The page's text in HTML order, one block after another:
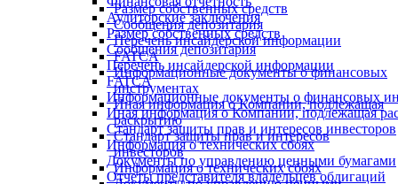
Аудиторские заключения
Размер собственных средств
Сообщения депозитария
Перечень инсайдерской информации
FATCA
Информационные документы о финансовых
Иная информация о Компании, подлежащая
Стандарт защиты прав и интересов инвесторов
Информация о технических сбоях
Документы по управлению ценными бумагами
Отчеты представителя владельцев облигаций
Размер собственных средств
Сообщения депозитария
Перечень инсайдерской информации
FATCA
Информационные документы о финансовых
инструментах
Иная информация о Компании, подлежащая
раскрытию
Стандарт защиты прав и интересов
инвесторов
Информация о технических сбоях